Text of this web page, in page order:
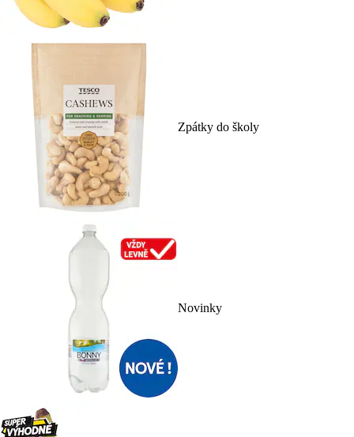
Zpátky do školy
Novinky